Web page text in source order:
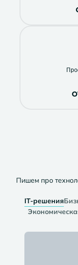
Пишем про
IT-решения